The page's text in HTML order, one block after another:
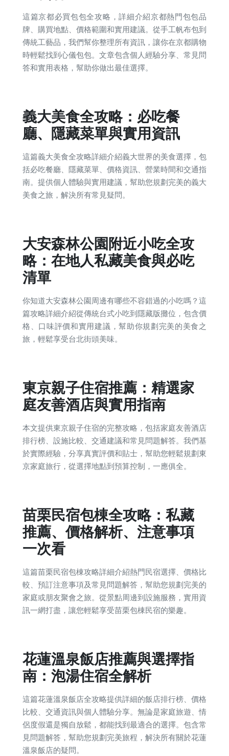
這篇京都必買包包全攻略，詳細介紹京都熱門包包品
牌、購買地點、價格範圍和實用建議。從手工帆布包到
傳統工藝品，我們幫你整理所有資訊，讓你在京都購物
時輕鬆找到心儀包包。文章包含個人經驗分享、常見問
答和實用表格，幫助你做出最佳選擇。
義大美食全攻略：必吃餐
廳、隱藏菜單與實用資訊
這篇義大美食全攻略詳細介紹義大世界的美食選擇，包
括必吃餐廳、隱藏菜單、價格資訊、營業時間和交通指
南。提供個人體驗與實用建議，幫助您規劃完美的義大
美食之旅，解決所有常見疑問。
大安森林公園附近小吃全攻
略：在地人私藏美食與必吃
清單
你知道大安森林公園周邊有哪些不容錯過的小吃嗎？這
篇攻略詳細介紹從傳統台式小吃到隱藏版攤位，包含價
格、口味評價和實用建議，幫助你規劃完美的美食之
旅，輕鬆享受台北街頭美味。
東京親子住宿推薦：精選家
庭友善酒店與實用指南
本文提供東京親子住宿的完整攻略，包括家庭友善酒店
排行榜、設施比較、交通建議和常見問題解答。我們基
於實際經驗，分享真實評價和貼士，幫助您輕鬆規劃東
京家庭旅行，從選擇地點到預算控制，一應俱全。
苗栗民宿包棟全攻略：私藏
推薦、價格解析、注意事項
一次看
這篇苗栗民宿包棟攻略詳細介紹熱門民宿選擇、價格比
較、預訂注意事項及常見問題解答，幫助您規劃完美的
家庭或朋友聚會之旅。從景點周邊到設施服務，實用資
訊一網打盡，讓您輕鬆享受苗栗包棟民宿的樂趣。
花蓮溫泉飯店推薦與選擇指
南：泡湯住宿全解析
這篇花蓮溫泉飯店全攻略提供詳細的飯店排行榜、價格
比較、交通資訊與個人體驗分享。無論是家庭旅遊、情
侶度假還是獨自放鬆，都能找到最適合的選擇。包含常
見問題解答，幫助您規劃完美旅程，解決所有關於花蓮
溫泉飯店的疑問。